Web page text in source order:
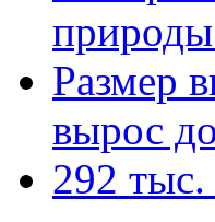
Размер
вырос
292